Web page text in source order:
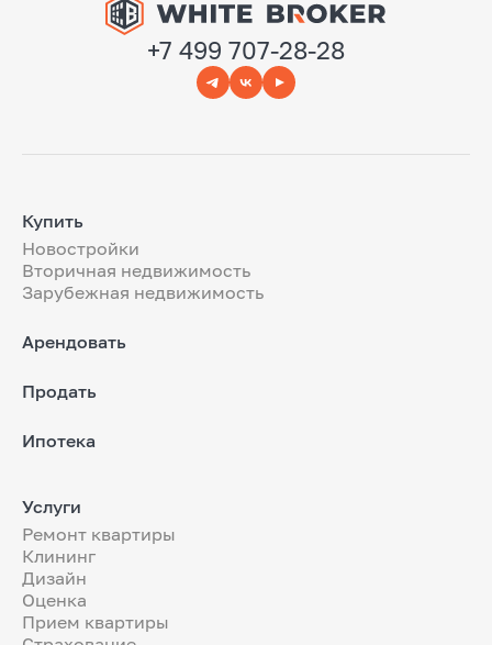
+7 499 707-28-28
Купить
Новостройки
Вторичная недвижимость
Зарубежная недвижимость
Арендовать
Продать
Ипотека
Услуги
Ремонт квартиры
Клининг
Дизайн
Оценка
Прием квартиры